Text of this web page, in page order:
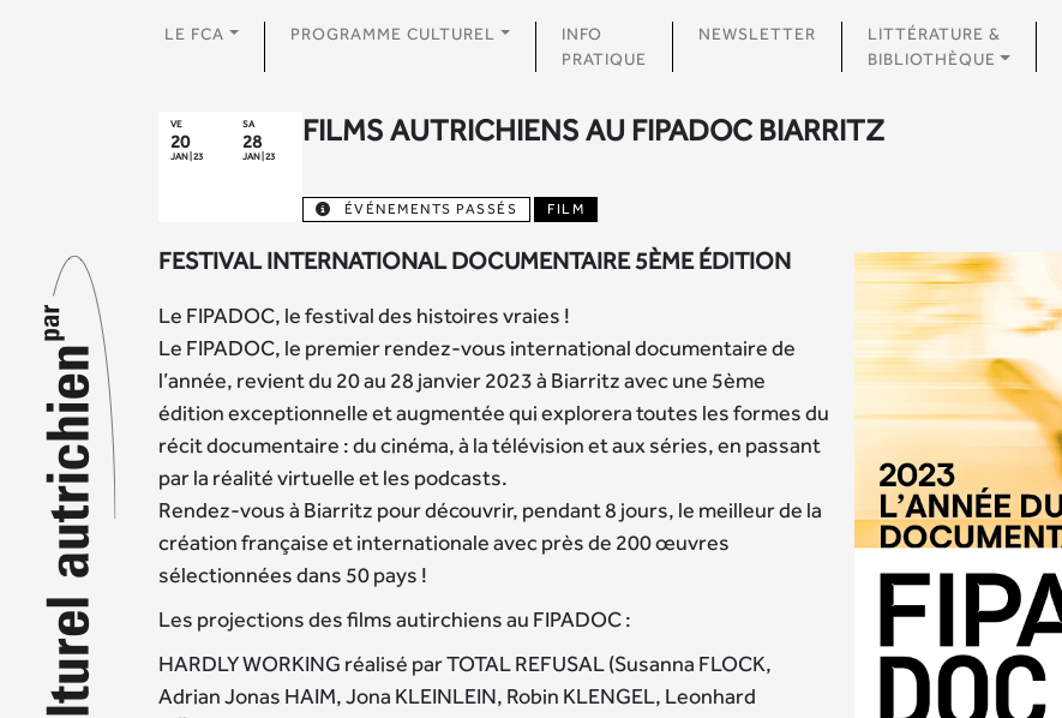
LE FCA PROGRAMME CULTUREL
INFO
PRATIQUE
NEWSLETTER
LITTÉRATURE &
BIBLIOTHÈQUE
VE
20
JAN | 23
SA
28
JAN | 23
FILMS AUTRICHIENS AU FIPADOC BIARRITZ
ÉVÉNEMENTS PASSÉS FILM
FESTIVAL INTERNATIONAL DOCUMENTAIRE 5ÈME ÉDITION
Le FIPADOC, le festival des histoires vraies !
Le FIPADOC, le premier rendez-vous international documentaire de
l’année, revient du 20 au 28 janvier 2023 à Biarritz avec une 5ème
édition exceptionnelle et augmentée qui explorera toutes les formes du
récit documentaire : du cinéma, à la télévision et aux séries, en passant
par la réalité virtuelle et les podcasts.
Rendez-vous à Biarritz pour découvrir, pendant 8 jours, le meilleur de la
création française et internationale avec près de 200 œuvres
sélectionnées dans 50 pays !
Les projections des films autirchiens au FIPADOC :
HARDLY WORKING réalisé par TOTAL REFUSAL (Susanna FLOCK,
Adrian Jonas HAIM, Jona KLEINLEIN, Robin KLENGEL, Leonhard